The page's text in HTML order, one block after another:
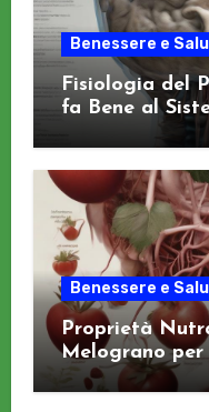
Benessere e
Fisiologia del
fa Bene al
Benessere e
Proprietà
Melograno